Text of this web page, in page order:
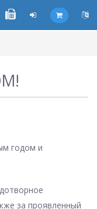
годом и
за проявленный